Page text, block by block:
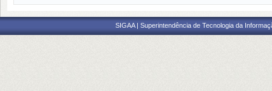
SIGAA | Superintendência de Tecnologia da